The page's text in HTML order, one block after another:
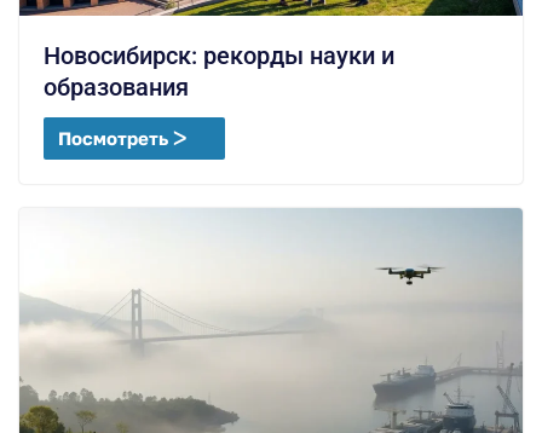
Новосибирск: рекорды науки и
образования
Посмотреть ᐳ